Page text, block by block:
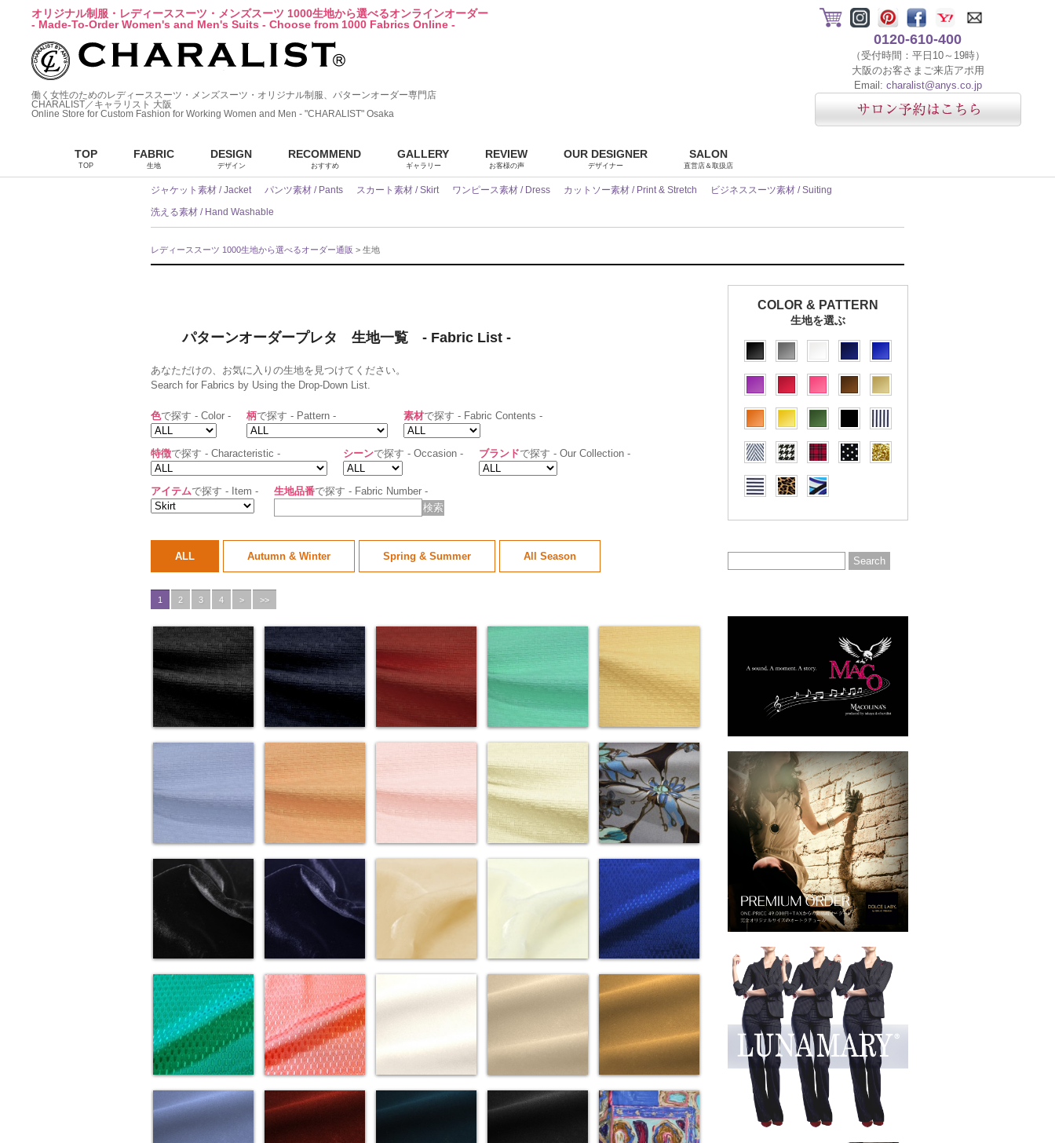
オリジナル制服・レディーススーツ・メンズスーツ 1000生地から選べるオンラインオーダー
- Made-To-Order Women's and Men's Suits - Choose from 1000 Fabrics Online -
働く女性のためのレディーススーツ・メンズスーツ・オリジナル制服、パターンオーダー専門店
CHARALIST／キャラリスト 大阪
Online Store for Custom Fashion for Working Women and Men - "CHARALIST" Osaka
0120-610-400
（受付時間：平日10～19時）
大阪のお客さまご来店アポ用
Email: charalist@anys.co.jp
TOP
TOP
FABRIC
生地
DESIGN
デザイン
RECOMMEND
おすすめ
GALLERY
ギャラリー
REVIEW
お客様の声
OUR DESIGNER
デザイナー
SALON
直営店＆取扱店
ジャケット素材 / Jacket パンツ素材 / Pants スカート素材 / Skirt ワンピース素材 / Dress カットソー素材 / Print & Stretch
ビジネススーツ素材 / Suiting
洗える素材 / Hand Washable
レディーススーツ 1000生地から選べるオーダー通販 > 生地
パターンオーダープレタ 生地一覧 - Fabric List -
あなただけの、お気に入りの生地を見つけてください。
Search for Fabrics by Using the Drop-Down List.
色で探す - Color - 柄で探す - Pattern - 素材で探す - Fabric Contents -
特徴で探す - Characteristic - シーンで探す - Occasion - ブランドで探す - Our Collection -
アイテムで探す - Item - 生地品番で探す - Fabric Number -
ALL Autumn & Winter Spring & Summer All Season
1 2 3 4 > >>
COLOR & PATTERN
生地を選ぶ